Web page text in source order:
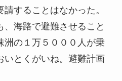
することはなかった。
、海路で避難させること
洲の１万５０００人が乗
いとくがいね。避難計画